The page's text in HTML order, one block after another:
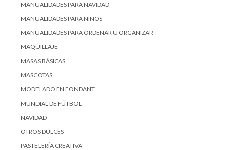
MANUALIDADES PARA NAVIDAD
MANUALIDADES PARA NIÑOS
MANUALIDADES PARA ORDENAR U ORGANIZAR
MAQUILLAJE
MASAS BÁSICAS
MASCOTAS
MODELADO EN FONDANT
MUNDIAL DE FÚTBOL
NAVIDAD
OTROS DULCES
PASTELERÍA CREATIVA